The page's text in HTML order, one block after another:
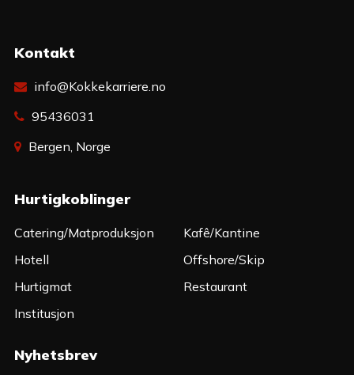
Kontakt
info@Kokkekarriere.no
95436031
Bergen, Norge
Hurtigkoblinger
Catering/Matproduksjon
Hotell
Hurtigmat
Institusjon
Kafê/Kantine
Offshore/Skip
Restaurant
Nyhetsbrev